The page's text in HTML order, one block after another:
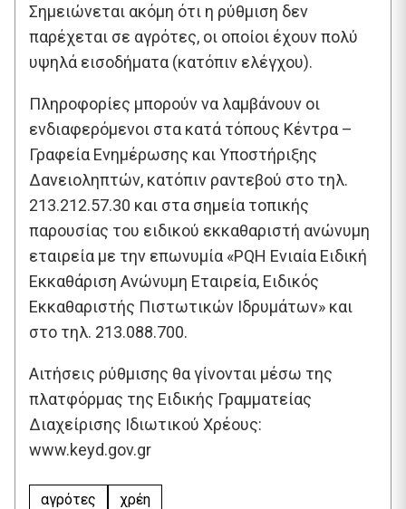
Σημειώνεται ακόμη ότι η ρύθμιση δεν
παρέχεται σε αγρότες, οι οποίοι έχουν πολύ
υψηλά εισοδήματα (κατόπιν ελέγχου).
Πληροφορίες μπορούν να λαμβάνουν οι
ενδιαφερόμενοι στα κατά τόπους Κέντρα –
Γραφεία Ενημέρωσης και Υποστήριξης
Δανειοληπτών, κατόπιν ραντεβού στο τηλ.
213.212.57.30 και στα σημεία τοπικής
παρουσίας του ειδικού εκκαθαριστή ανώνυμη
εταιρεία με την επωνυμία «PQH Ενιαία Ειδική
Εκκαθάριση Ανώνυμη Εταιρεία, Ειδικός
Εκκαθαριστής Πιστωτικών Ιδρυμάτων» και
στο τηλ. 213.088.700.
Αιτήσεις ρύθμισης θα γίνονται μέσω της
πλατφόρμας της Ειδικής Γραμματείας
Διαχείρισης Ιδιωτικού Χρέους:
www.keyd.gov.gr
αγρότες χρέη